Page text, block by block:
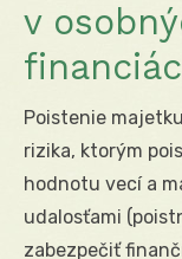
v
Poistenie
rizika, ktorým
hodnotu vecí a
udalosťami
zabezpečiť